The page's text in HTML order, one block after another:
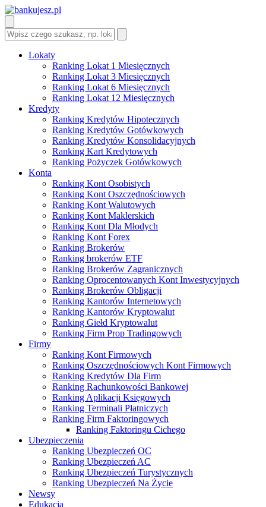
Lokaty
Ranking Lokat 1 Miesięcznych
Ranking Lokat 3 Miesięcznych
Ranking Lokat 6 Miesięcznych
Ranking Lokat 12 Miesięcznych
Kredyty
Ranking Kredytów Hipotecznych
Ranking Kredytów Gotówkowych
Ranking Kredytów Konsolidacyjnych
Ranking Kart Kredytowych
Ranking Pożyczek Gotówkowych
Konta
Ranking Kont Osobistych
Ranking Kont Oszczędnościowych
Ranking Kont Walutowych
Ranking Kont Maklerskich
Ranking Kont Dla Młodych
Ranking Kont Forex
Ranking Brokerów
Ranking brokerów ETF
Ranking Brokerów Zagranicznych
Ranking Oprocentowanych Kont Inwestycyjnych
Ranking Brokerów Obligacji
Ranking Kantorów Internetowych
Ranking Kantorów Kryptowalut
Ranking Giełd Kryptowalut
Ranking Firm Prop Tradingowych
Firmy
Ranking Kont Firmowych
Ranking Oszczędnościowych Kont Firmowych
Ranking Kredytów Dla Firm
Ranking Rachunkowości Bankowej
Ranking Aplikacji Księgowych
Ranking Terminali Płatniczych
Ranking Firm Faktoringowych
Ranking Faktoringu Cichego
Ubezpieczenia
Ranking Ubezpieczeń OC
Ranking Ubezpieczeń AC
Ranking Ubezpieczeń Turystycznych
Ranking Ubezpieczeń Na Życie
Newsy
Edukacja